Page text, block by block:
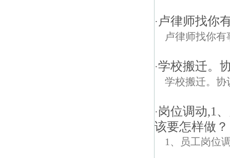
· 卢律师找你
卢律师找你
·学校搬迁。
学校搬迁。协
·岗位调动,1
该要怎样做？
1、员工岗位